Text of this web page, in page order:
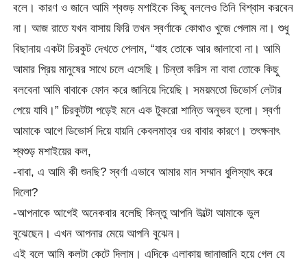
বলে। কারণ ও জানে আমি শ্বশুড় মশাইকে কিছু বললেও তিনি বিশ্বাস করবেন
না। আজ রাতে যখন বাসায় ফিরি তখন স্বর্ণাকে কোথাও খুজে পেলাম না। শুধু
বিছানায় একটা চিরকুট দেখতে পেলাম, “যাহ তোকে আর জালাবো না। আমি
আমার প্রিয় মানুষের সাথে চলে এসেছি। চিন্তা করিস না বাবা তোকে কিছু
বলবেনা আমি বাবাকে ফোন করে জানিয়ে দিয়েছি। সময়মতো ডিভোর্স লেটার
পেয়ে যাবি।” চিরকুটটা পড়েই মনে এক টুকরো শান্তি অনুভব হলো। স্বর্ণা
আমাকে আগে ডিভোর্স দিয়ে যায়নি কেবলমাত্র ওর বাবার কারণে। তৎক্ষনাৎ
শ্বশুড় মশাইয়ের কল,
-বাবা, এ আমি কী শুনছি? স্বর্ণা এভাবে আমার মান সম্মান ধুলিস্যাৎ করে
দিলো?
-আপনাকে আগেই অনেকবার বলেছি কিন্তু আপনি উল্টো আমাকে ভুল
বুঝেছেন। এখন আপনার মেয়ে আপনি বুঝেন।
এই বলে আমি কলটা কেটে দিলাম। এদিকে এলাকায় জানাজানি হয়ে গেল যে